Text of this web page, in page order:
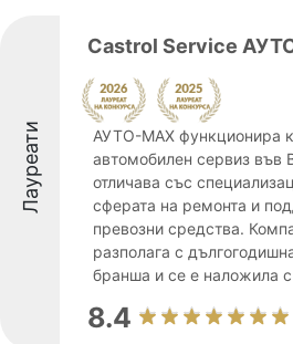
Лауреати
Castrol Service
АУТО-МАХ функционира
автомобилен сервиз във
отличава със
сферата на ремонта и
превозни средства.
разполага с
бранша и се е наложила с
8.4